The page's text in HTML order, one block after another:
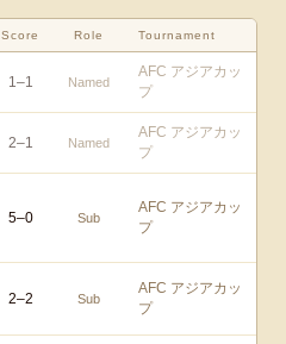
Score Role Tournament
1–1 Named
AFC アジアカッ
プ
2–1 Named
AFC アジアカッ
プ
5–0 Sub
AFC アジアカッ
プ
2–2 Sub
AFC アジアカッ
プ